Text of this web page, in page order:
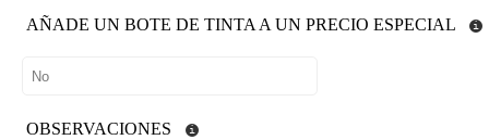
AÑADE UN BOTE DE TINTA A UN PRECIO ESPECIAL
OBSERVACIONES